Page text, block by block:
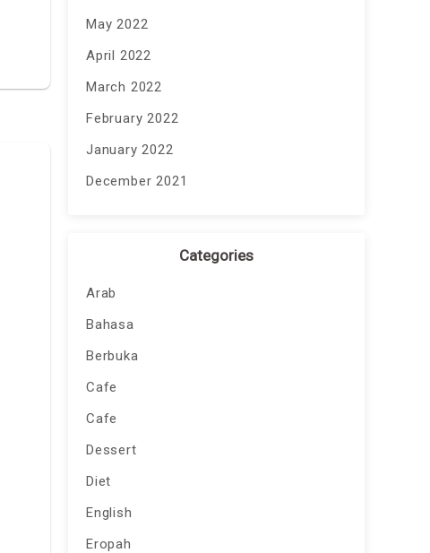
May 2022
April 2022
March 2022
February 2022
January 2022
December 2021
Categories
Arab
Bahasa
Berbuka
Cafe
Cafe
Dessert
Diet
English
Eropah